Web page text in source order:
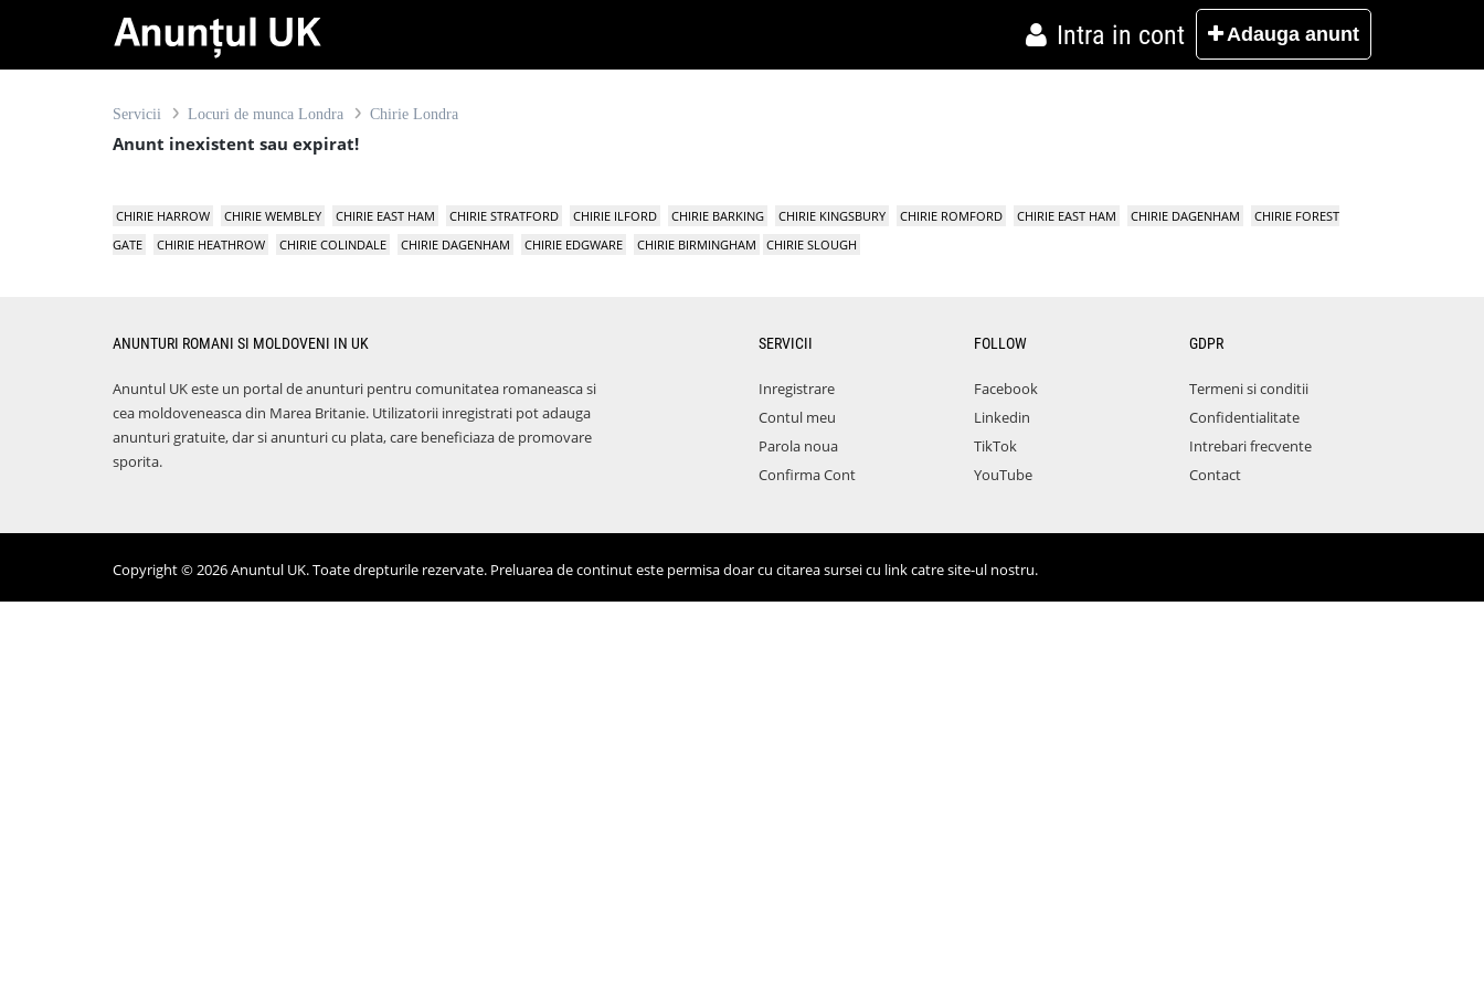
Intra in cont Adauga anunt
Servicii Locuri de munca Londra Chirie Londra
Anunt inexistent sau expirat!
CHIRIE HARROW CHIRIE WEMBLEY CHIRIE EAST HAM CHIRIE STRATFORD CHIRIE ILFORD CHIRIE BARKING CHIRIE KINGSBURY CHIRIE ROMFORD CHIRIE EAST HAM CHIRIE DAGENHAM
CHIRIE FOREST
GATE
CHIRIE HEATHROW CHIRIE COLINDALE CHIRIE DAGENHAM CHIRIE EDGWARE CHIRIE BIRMINGHAM CHIRIE SLOUGH
ANUNTURI ROMANI SI MOLDOVENI IN UK
Anuntul UK este un portal de anunturi pentru comunitatea romaneasca si
cea moldoveneasca din Marea Britanie. Utilizatorii inregistrati pot adauga
anunturi gratuite, dar si anunturi cu plata, care beneficiaza de promovare
sporita.
SERVICII
Inregistrare
Contul meu
Parola noua
Confirma Cont
FOLLOW
Facebook
Linkedin
TikTok
YouTube
GDPR
Termeni si conditii
Confidentialitate
Intrebari frecvente
Contact
Copyright © 2026 Anuntul UK. Toate drepturile rezervate. Preluarea de continut este permisa doar cu citarea sursei cu link catre site-ul nostru.